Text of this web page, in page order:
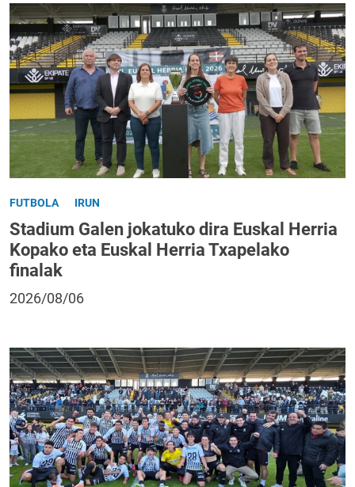
FUTBOLA IRUN
Stadium Galen jokatuko dira Euskal Herria
Kopako eta Euskal Herria Txapelako
finalak
2026/08/06